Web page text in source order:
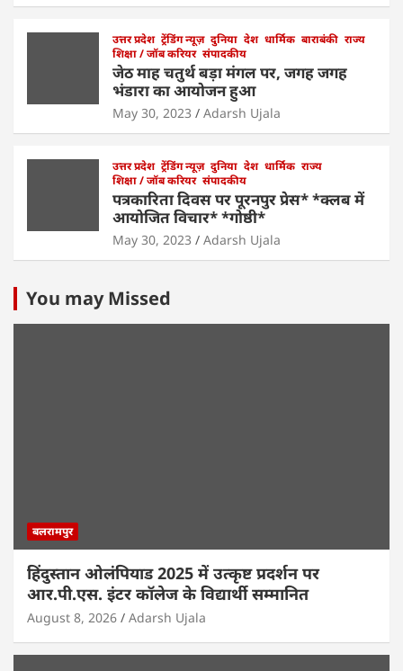
उत्तर प्रदेश ट्रेंडिंग न्यूज़ दुनिया देश धार्मिक बाराबंकी राज्य
शिक्षा / जॉब करियर संपादकीय
जेठ माह चतुर्थ बड़ा मंगल पर, जगह जगह
भंडारा का आयोजन हुआ
May 30, 2023 Adarsh Ujala
उत्तर प्रदेश ट्रेंडिंग न्यूज़ दुनिया देश धार्मिक राज्य
शिक्षा / जॉब करियर संपादकीय
पत्रकारिता दिवस पर पूरनपुर प्रेस* *क्लब में
आयोजित विचार* *गोष्ठी*
May 30, 2023 Adarsh Ujala
You may Missed
बलरामपुर
हिंदुस्तान ओलंपियाड 2025 में उत्कृष्ट प्रदर्शन पर
आर.पी.एस. इंटर कॉलेज के विद्यार्थी सम्मानित
August 8, 2026 Adarsh Ujala